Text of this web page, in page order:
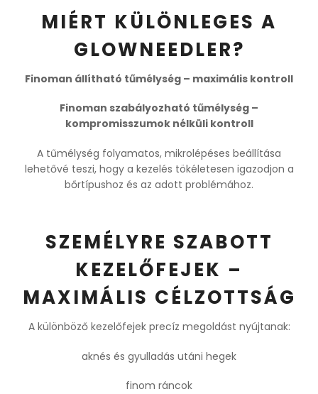
MIÉRT KÜLÖNLEGES A
GLOWNEEDLER?
Finoman állítható tűmélység – maximális kontroll
Finoman szabályozható tűmélység –
kompromisszumok nélküli kontroll
A tűmélység folyamatos, mikrolépéses beállítása
lehetővé teszi, hogy a kezelés tökéletesen igazodjon a
bőrtípushoz és az adott problémához.
SZEMÉLYRE SZABOTT
KEZELŐFEJEK –
MAXIMÁLIS CÉLZOTTSÁG
A különböző kezelőfejek precíz megoldást nyújtanak:
aknés és gyulladás utáni hegek
finom ráncok